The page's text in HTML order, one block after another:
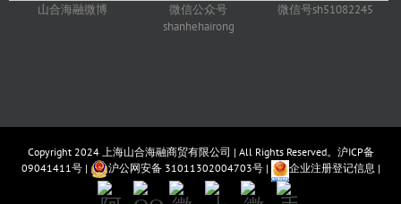
山合海融微博
微信公众号
shanhehairong
微信号sh51082245
Copyright 2024 上海山合海融商贸有限公司 | All Rights Reserved。 沪ICP备
09041411号| 沪公网安备 31011302004703号| 企业注册登记信息 |